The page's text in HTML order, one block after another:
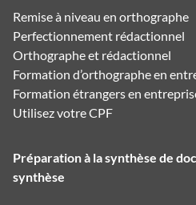
Remise à niveau en orthographe
Perfectionnement rédactionnel
Orthographe et rédactionnel
Formation d’orthographe en
Formation étrangers en
Utilisez votre CPF
Préparation à la synthèse de
synthèse